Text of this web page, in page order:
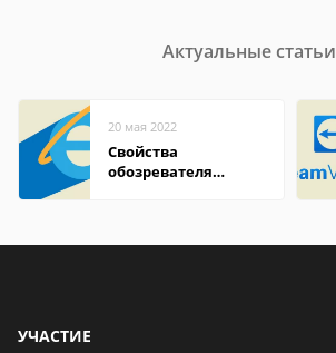
Актуальные статьи
20 мая 2022
Свойства
обозревателя
УЧАСТИЕ